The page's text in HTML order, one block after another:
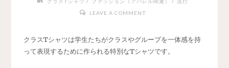
LEAVE A COMMENT
クラスTシャツは学生たちがクラスやグループを一体感を持
って表現するために作られる特別なTシャツです。